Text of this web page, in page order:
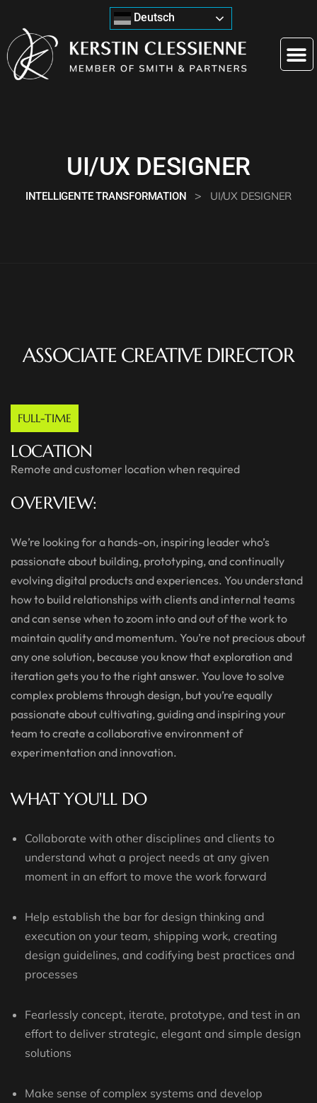
Deutsch
UI/UX DESIGNER
INTELLIGENTE TRANSFORMATION > UI/UX DESIGNER
ASSOCIATE CREATIVE DIRECTOR
FULL-TIME
LOCATION
Remote and customer location when required
OVERVIEW:
We’re looking for a hands-on, inspiring leader who’s
passionate about building, prototyping, and continually
evolving digital products and experiences. You understand
how to build relationships with clients and internal teams
and can sense when to zoom into and out of the work to
maintain quality and momentum. You’re not precious about
any one solution, because you know that exploration and
iteration gets you to the right answer. You love to solve
complex problems through design, but you’re equally
passionate about cultivating, guiding and inspiring your
team to create a collaborative environment of
experimentation and innovation.
WHAT YOU'LL DO
Collaborate with other disciplines and clients to
understand what a project needs at any given
moment in an effort to move the work forward
Help establish the bar for design thinking and
execution on your team, shipping work, creating
design guidelines, and codifying best practices and
processes
Fearlessly concept, iterate, prototype, and test in an
effort to deliver strategic, elegant and simple design
solutions
Make sense of complex systems and develop